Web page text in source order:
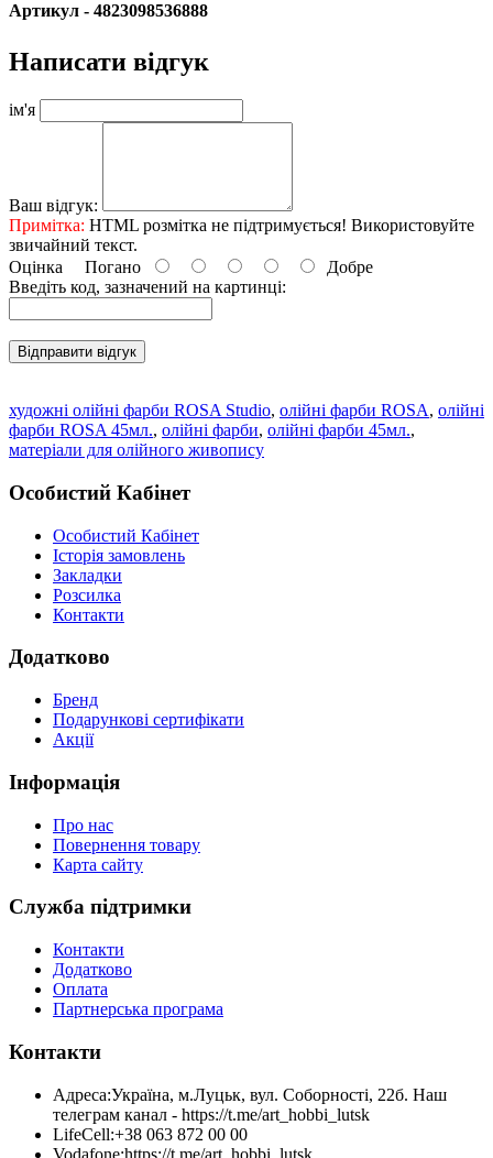
Артикул - 4823098536888
Написати відгук
ім'я
Ваш відгук:
Примітка: HTML розмітка не підтримується! Використовуйте
звичайний текст.
Оцінка Погано
Добре
Введіть код, зазначений на картинці:
Відправити відгук
художні олійні фарби ROSA Studio, олійні фарби ROSA, олійні
фарби ROSA 45мл., олійні фарби, олійні фарби 45мл.,
матеріали для олійного живопису
Особистий Кабінет
Особистий Кабінет
Історія замовлень
Закладки
Розсилка
Контакти
Додатково
Бренд
Подарункові сертифікати
Акції
Інформація
Про нас
Повернення товару
Карта сайту
Служба підтримки
Контакти
Додатково
Оплата
Партнерська програма
Контакти
Адреса:Україна, м.Луцьк, вул. Соборності, 22б. Наш
телеграм канал - https://t.me/art_hobbi_lutsk
LifeCell:+38 063 872 00 00
Vodafone:https://t.me/art_hobbi_lutsk